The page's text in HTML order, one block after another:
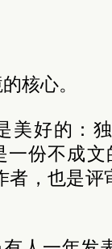
核心。
美好的：
份不成
者，也是